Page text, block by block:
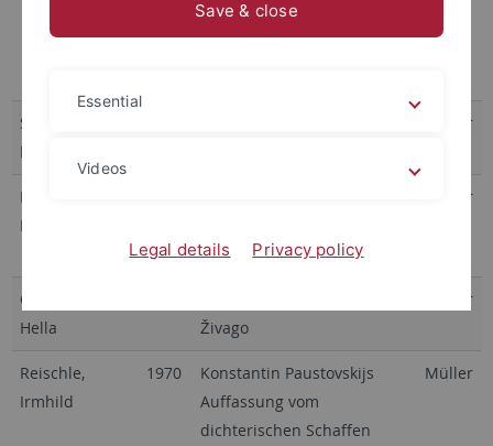
orthodoxen Kultur bei A. M.
Scheffler,
Leonore
Müller
Kirchner,
Baldur
seinem Prosawerk
Müller
Gaumnitz,
Hella
Živago
Müller
Reischle,
Irmhild
1970
Konstantin Paustovskijs
Auffassung vom
dichterischen Schaffen
Müller
Save & close
Essential
Videos
Legal details Privacy policy